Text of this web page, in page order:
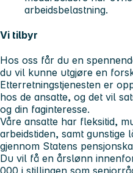
arbeidsbelastning.
Vi tilbyr
Hos oss får du en
du vil kunne utgjøre en
Etterretningstjenesten er
hos de ansatte, og det vil
og din faginteresse.
Våre ansatte har fleksitid,
arbeidstiden, samt gunstige
gjennom Statens
Du vil få en årslønn